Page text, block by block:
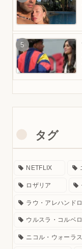
タグ
NETFLIX
ロザリア
ラウ・アレハンドロ
ウルスラ・コルベロ
ニコル・ウォーラス